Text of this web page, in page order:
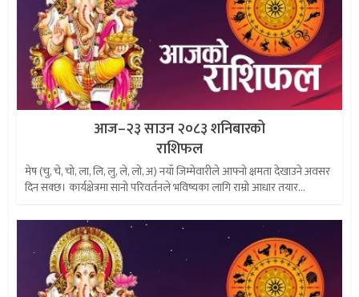
आज–२३ साउन २०८३ शनिबारको
राशिफल
मेष (चु, चे, चो, ला, लि, लु, ले, लो, अ) नयाँ जिम्मेवारीले आफ्नो क्षमता देखाउने अवसर
दिन सक्छ। कार्यक्षेत्रमा सानो परिवर्तनले भविष्यका लागि राम्रो आधार तयार...